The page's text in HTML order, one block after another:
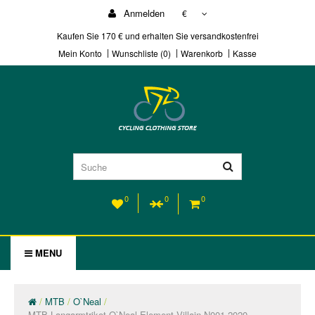
Anmelden
€
Kaufen Sie 170 € und erhalten Sie versandkostenfrei
Mein Konto
Wunschliste (0) Warenkorb Kasse
0 0 0
MENU
MTB
O`Neal